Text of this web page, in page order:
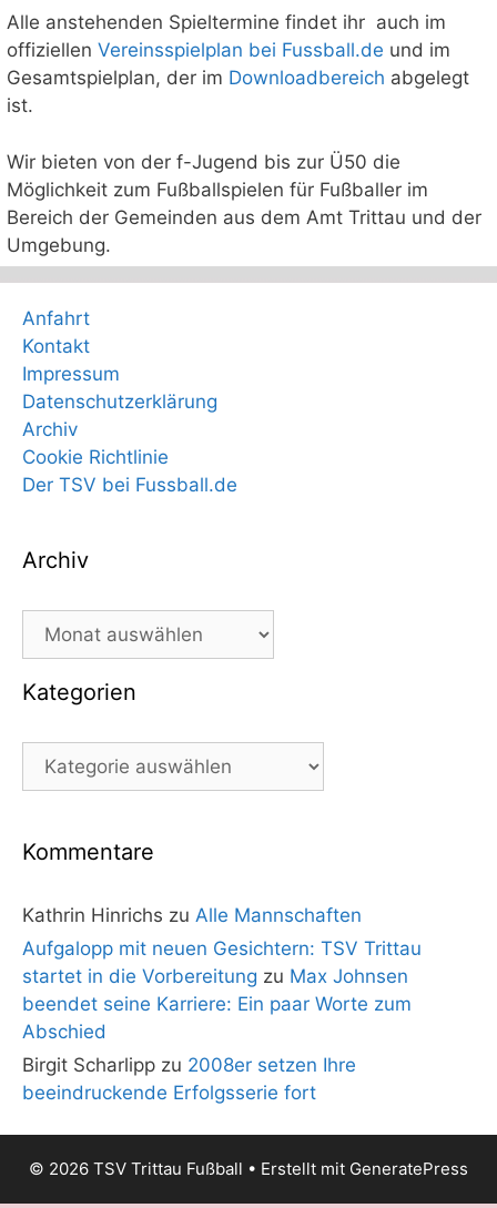
Alle anstehenden Spieltermine findet ihr auch im
offiziellen Vereinsspielplan bei Fussball.de und im
Gesamtspielplan, der im Downloadbereich abgelegt
ist.
Wir bieten von der f-Jugend bis zur Ü50 die
Möglichkeit zum Fußballspielen für Fußballer im
Bereich der Gemeinden aus dem Amt Trittau und der
Umgebung.
Anfahrt
Kontakt
Impressum
Datenschutzerklärung
Archiv
Cookie Richtlinie
Der TSV bei Fussball.de
Archiv
Archiv
Kategorien
Kategorien
Kommentare
Kathrin Hinrichs zu Alle Mannschaften
Aufgalopp mit neuen Gesichtern: TSV Trittau
startet in die Vorbereitung zu Max Johnsen
beendet seine Karriere: Ein paar Worte zum
Abschied
Birgit Scharlipp zu 2008er setzen Ihre
beeindruckende Erfolgsserie fort
© 2026 TSV Trittau Fußball • Erstellt mit GeneratePress